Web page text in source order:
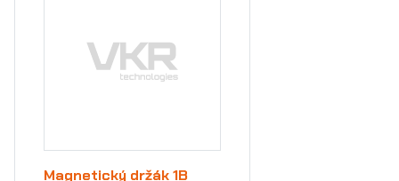
Magnetický držák 1B